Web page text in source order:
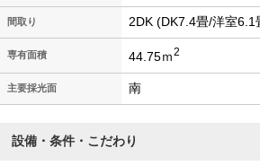
間取り 2DK (DK7.4畳/洋室
専有面積 44.75ｍ2
主要採光面 南
設備・条件・こだわり